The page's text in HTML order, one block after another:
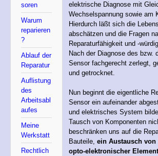
soren
Warum
reparieren
?
Ablauf der
Reparatur
Auflistung
des
Arbeitsabl
aufes
Meine
Werkstatt
Rechtlich
elektrische Diagnose mit
Wechselspannung sowie am
Hierdurch läßt sich die
abschätzen und die Fragen
Reparaturfähigkeit und -
Nach der Diagnose des bzw.
Sensor fachgerecht zerlegt,
und getrocknet.
Nun beginnt die eigentliche
Sensor ein aufeinander
und elektrisches System
Tausch von Komponenten
beschränken uns auf die
Bauteile,ein Austausch
opto-elektronischer